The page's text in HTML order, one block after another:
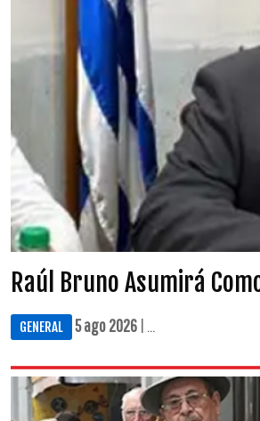
Raúl Bruno Asumirá
GENERAL 5 ago 2026 | ...